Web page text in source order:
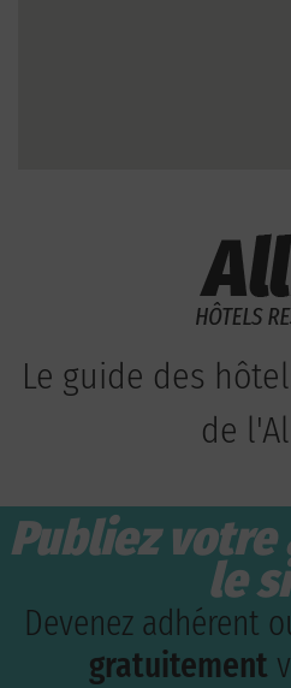
Le guide des
de
Publiez votre
le
Devenez adhérent
gratuitement